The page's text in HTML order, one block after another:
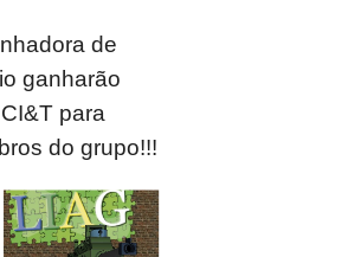
de
ganharão
CI&T para
do grupo!!!